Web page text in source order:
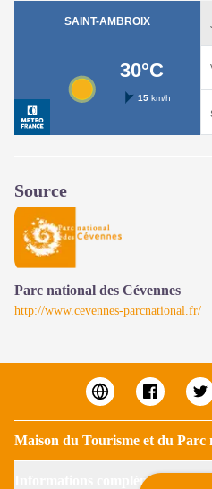
Source
Parc national des Cévennes
http://www.cevennes-parcnational.fr/
Maison du Tourisme et du Parc
Informations complémentaires